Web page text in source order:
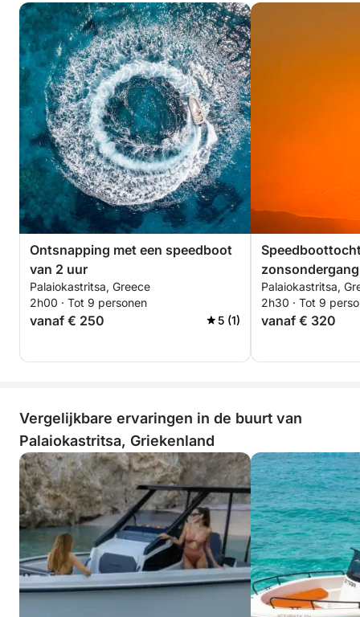
Ontsnapping met een speedboot
van 2 uur
Palaiokastritsa, Greece
2h00 · Tot 9 personen
vanaf € 250 5 (1)
zonsondergang
Palaiokastritsa,
2h30 · Tot 9
vanaf € 320
Vergelijkbare ervaringen in de buurt van
Palaiokastritsa, Griekenland